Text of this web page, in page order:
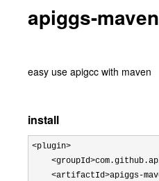
apiggs-
easy use apigcc with maven
install
<plugin>
<artifactId>apiggs-